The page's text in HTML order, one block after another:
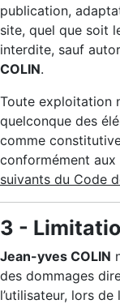
publication,
site, quel que soit
interdite, sauf
COLIN.
Toute exploitation
quelconque des
comme
conformément
suivants du Code
3 -
Jean-yves COLIN
des dommages
l’utilisateur, lors de